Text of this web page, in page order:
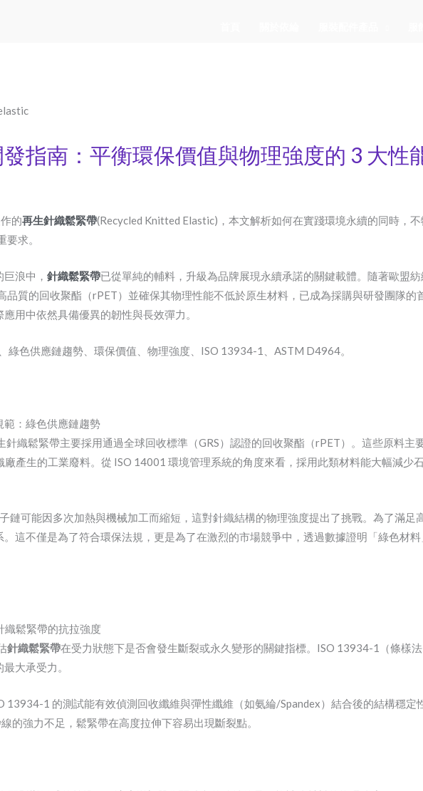
指南：平衡環保價值與物理強度的 3 大性
的再生針織鬆緊帶(Recycled Knitted Elastic)，本文解析如何在實踐環境永續的同時，
求。
巨浪中，針織鬆緊帶已從單純的輔料，升級為品牌展現永續承諾的關鍵載體。隨著歐盟
品質的回收聚酯（rPET）並確保其物理性能不低於原生材料，已成為採購與研發團隊的
用中依然具備優異的韌性與長效彈力。
綠色供應鏈趨勢、環保價值、物理強度、ISO 13934-1、ASTM D4964。
範：綠色供應鏈趨勢
針織鬆緊帶主要採用通過全球回收標準（GRS）認證的回收聚酯（rPET）。這些原料主
產生的工業廢料。從 ISO 14001 環境管理系統的角度來看，採用此類材料能大幅減少
鏈可能因多次加熱與機械加工而縮短，這對針織結構的物理強度提出了挑戰。為了滿足
這不僅是為了符合環保法規，更是為了在激烈的市場競爭中，透過數據證明「綠色材
織鬆緊帶的抗拉強度
針織鬆緊帶在受力狀態下是否會發生斷裂或永久變形的關鍵指標。ISO 13934-1（條樣
大承受力。
13934-1 的測試能有效偵測回收纖維與彈性纖維（如氨綸/Spandex）結合後的結構穩定
的強力不足，鬆緊帶在高度拉伸下容易出現斷裂點。